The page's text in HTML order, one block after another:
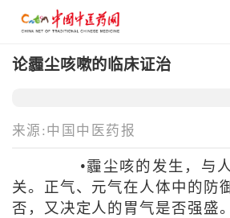
论霾尘咳嗽的临床证治
来源:中国中医药报
•霾尘咳的发生，与
关。正气、元气在人体中的防
否，又决定人的胃气是否强盛